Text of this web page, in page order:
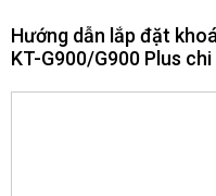
Hướng dẫn lắp đặt
KT-G900/G900 Plus